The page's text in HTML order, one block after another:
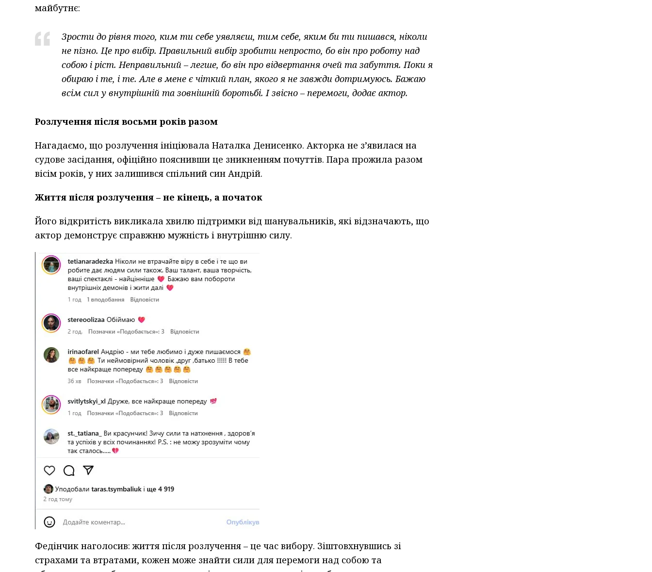
майбутнє:
Зрости до рівня того, ким ти себе уявляєш, тим себе, яким би ти пишався, ніколи
не пізно. Це про вибір. Правильний вибір зробити непросто, бо він про роботу над
собою і ріст. Неправильний – легше, бо він про відвертання очей та забуття. Поки я
обираю і те, і те. Але в мене є чіткий план, якого я не завжди дотримуюсь. Бажаю
всім сил у внутрішній та зовнішній боротьбі. І звісно – перемоги, додає актор.
Розлучення після восьми років разом
Нагадаємо, що розлучення ініціювала Наталка Денисенко. Акторка не з’явилася на
судове засідання, офіційно пояснивши це зникненням почуттів. Пара прожила разом
вісім років, у них залишився спільний син Андрій.
Життя після розлучення – не кінець, а початок
Його відкритість викликала хвилю підтримки від шанувальників, які відзначають, що
актор демонструє справжню мужність і внутрішню силу.
Федінчик наголосив: життя після розлучення – це час вибору. Зіштовхнувшись зі
страхами та втратами, кожен може знайти сили для перемоги над собою та